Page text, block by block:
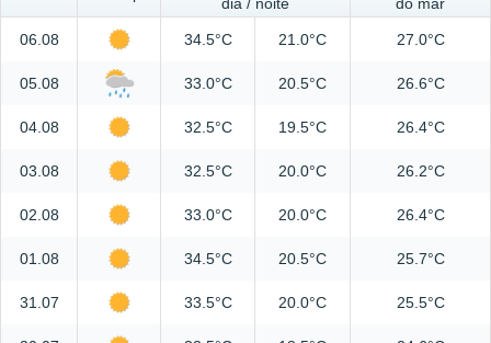
06.08 34.5°C 21.0°C 27.0°C
05.08 33.0°C 20.5°C 26.6°C
04.08 32.5°C 19.5°C 26.4°C
03.08 32.5°C 20.0°C 26.2°C
02.08 33.0°C 20.0°C 26.4°C
01.08 34.5°C 20.5°C 25.7°C
31.07 33.5°C 20.0°C 25.5°C